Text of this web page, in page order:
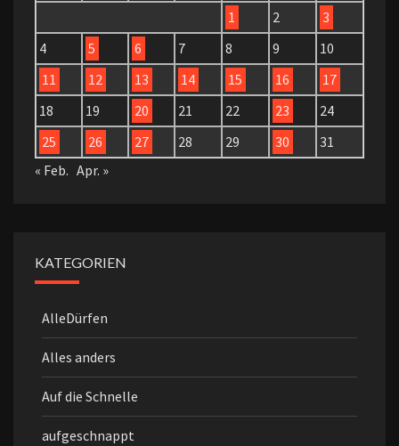
1
2
3
4
5 6 7 8 9
10
11
12 13 14 15 16
17
18
19 20 21 22 23
24
25
26 27 28 29 30
31
« Feb. Apr. »
KATEGORIEN
AlleDürfen
Alles anders
Auf die Schnelle
aufgeschnappt